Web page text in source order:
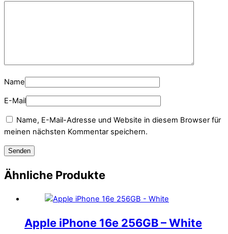
Name
E-Mail
Name, E-Mail-Adresse und Website in diesem Browser für
meinen nächsten Kommentar speichern.
Ähnliche Produkte
Apple iPhone 16e 256GB – White